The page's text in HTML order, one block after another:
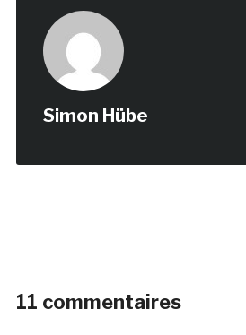
Simon Hübe
11 commentaires